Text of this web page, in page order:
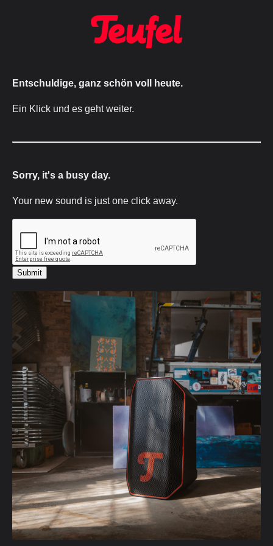
Entschuldige, ganz schön voll heute.
Ein Klick und es geht weiter.
Sorry, it's a busy day.
Your new sound is just one click away.